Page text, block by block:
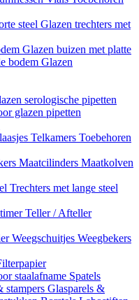
steel Glazen trechters met
Glazen buizen met platte
bodem Glazen
serologische pipetten
glazen pipetten
Telkamers Toebehoren
Maatcilinders Maatkolven
Trechters met lange steel
Teller / Afteller
Weegschuitjes Weegbekers
staalafname Spatels
stampers Glasparels &